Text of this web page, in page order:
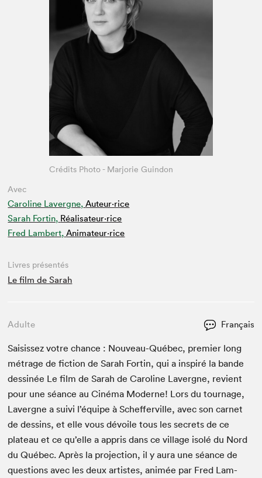
Avec
Caroline Lavergne, Auteur·rice
Sarah Fortin, Réalisateur·rice
Fred Lambert, Animateur⋅rice
Crédits Photo - Marjorie Guindon
Livres présentés
Le film de Sarah
Adulte Français
Sai­sis­sez votre chance : Nou­veau-Québec, pre­mier long
métrage de fic­tion de Sarah Fortin, qui a inspiré la bande
dess­inée Le film de Sarah de Car­o­line Lavergne, revient
pour une séance au Ciné­ma Mod­erne! Lors du tour­nage,
Lavergne a suivi l’équipe à Schef­ferville, avec son car­net
de dessins, et elle vous dévoile tous les secrets de ce
plateau et ce qu’elle a appris dans ce vil­lage isolé du Nord
du Québec. Après la pro­jec­tion, il y aura une séance de
ques­tions avec les deux artistes, ani­mée par Fred Lam­